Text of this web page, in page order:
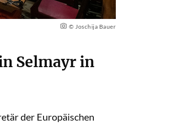
© Joschija Bauer
Selmayr in
der Europäischen